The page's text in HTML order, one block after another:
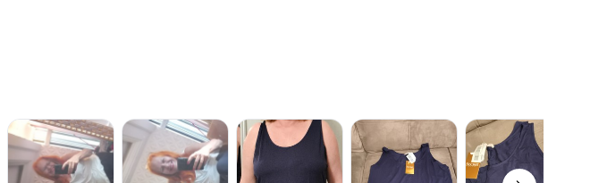
R$ 54,99
N/D*
R$ 54,99